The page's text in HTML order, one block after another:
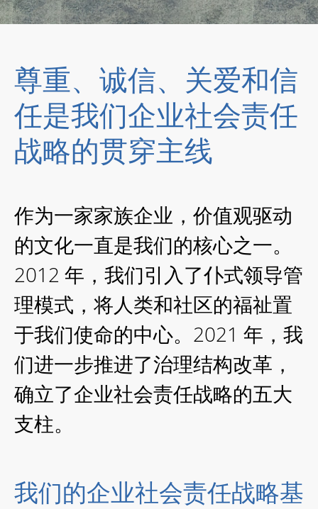
尊重、诚信、关爱和信
任是我们企业社会责任
战略的贯穿主线
作为一家家族企业，价值观驱动
的文化一直是我们的核心之一。
2012 年，我们引入了仆式领导管
理模式，将人类和社区的福祉置
于我们使命的中心。2021 年，我
们进一步推进了治理结构改革，
确立了企业社会责任战略的五大
支柱。
我们的企业社会责任战略基